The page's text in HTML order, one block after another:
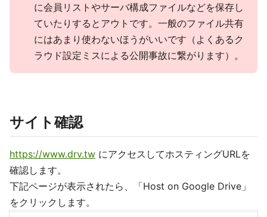
に会員リストやサーバ構成ファイルなどを保存し
ていたりするとアウトです。一般のファイル共有
にはあまり使わないほうがいいです（よくあるク
ラウド設定ミスによる公開事故に繋がります）。
サイト確認
https://www.drv.tw にアクセスしてホスティングURLを
確認します。
下記ページが表示されたら、「Host on Google Drive」
をクリックします。